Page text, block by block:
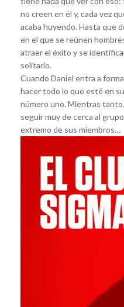
no creen en él y, cada vez
acaba huyendo. Hasta que
en el que se reúnen
atraer el éxito y se
solitario.
Cuando Daniel entra a
hacer todo lo que esté en
número uno. Mientras
seguir muy de cerca al
extremo de sus miembros…